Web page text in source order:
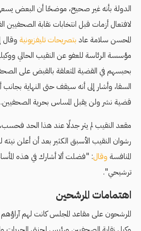
الدولة بأنه غير صحيح، موضحًا أن البعض
لافتعال أزمات قبل انتخابات نقابة الصحفيين
المحسن سلامة عاد بتصريحات تليفزيونية
مؤسسة الرئاسة للعفو عن النقيب الحالي
بحبسهم في القضية المتعلقة بالقبض على
السقا، وأشار إلى أنه سيقف حتى النهاية
قضية نشر ولن يقبل المساس بحرية الصحفيين.
مقعد النقيب لم يثر جدلًا عند هذا الحد
رشوان النقيب الأسبق الكثير بعد أن أعلن
المنافسة وقال: "فضلت ألا أشارك في هذه
ترشيحي".
اهتمامات المرشحين
المرشحون على مقاعد المجلس كانت لهم آراؤهم